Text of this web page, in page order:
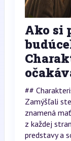
Ako si
##
Zamýšľali
znamená
z každej
predstavy a